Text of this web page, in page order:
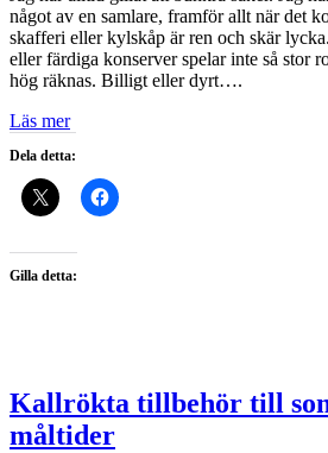
något av en samlare, framför allt när det
skafferi eller kylskåp är ren och skär
eller färdiga konserver spelar inte så stor
hög räknas. Billigt eller dyrt….
Läs mer
Dela detta:
Gilla detta:
Kallrökta tillbehör till
måltider